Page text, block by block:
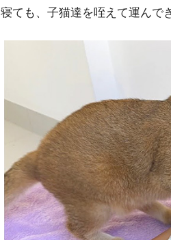
寝ても、子猫達を咥えて運んで